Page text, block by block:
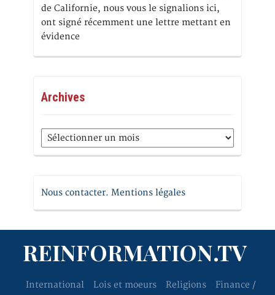
de Californie, nous vous le signalions ici,
ont signé récemment une lettre mettant en
évidence
Archives
Archives
Nous contacter. Mentions légales
REINFORMATION.TV
International Lois et moeurs Religions Finance /